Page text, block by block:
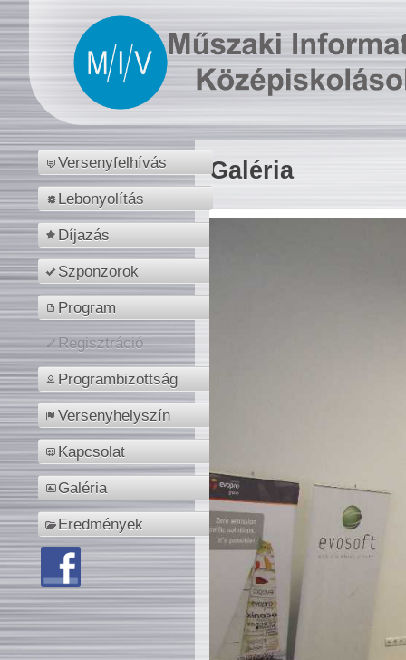
Versenyfelhívás
Lebonyolítás
Díjazás
Szponzorok
Program
Regisztráció
Programbizottság
Versenyhelyszín
Kapcsolat
Galéria
Eredmények
Galéria